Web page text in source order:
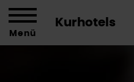
Kurhotels
Menü